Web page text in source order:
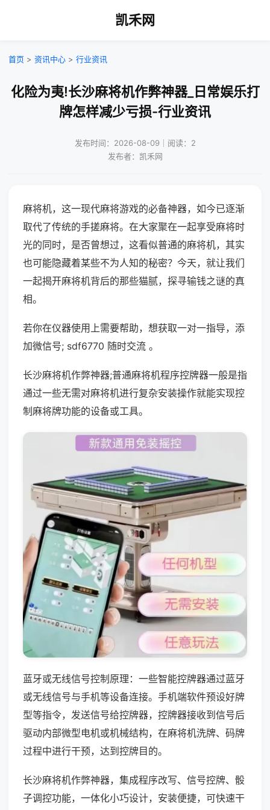
凯禾网
首页 > 资讯中心 > 行业资讯
化险为夷!长沙麻将机作弊神器_日常娱乐打
牌怎样减少亏损-行业资讯
发布时间：2026-08-09｜阅读：2
发布者：凯禾网
麻将机，这一现代麻将游戏的必备神器，如今已逐渐
取代了传统的手搓麻将。在大家聚在一起享受麻将时
光的同时，是否曾想过，这看似普通的麻将机，其实
也可能隐藏着某些不为人知的秘密？今天，就让我们
一起揭开麻将机背后的那些猫腻，探寻输钱之谜的真
相。
若你在仪器使用上需要帮助，想获取一对一指导，添
加微信号; sdf6770 随时交流 。
长沙麻将机作弊神器;普通麻将机程序控牌器一般是指
通过一些无需对麻将机进行复杂安装操作就能实现控
制麻将牌功能的设备或工具。
蓝牙或无线信号控制原理：一些智能控牌器通过蓝牙
或无线信号与手机等设备连接。手机端软件预设好牌
型等指令，发送信号给控牌器，控牌器接收到信号后
驱动内部微型电机或机械结构，在麻将机洗牌、码牌
过程中进行干预，达到控牌目的。
长沙麻将机作弊神器，集成程序改写、信号控牌、骰
子调控功能，一体化小巧设计，安装便捷，可快速干